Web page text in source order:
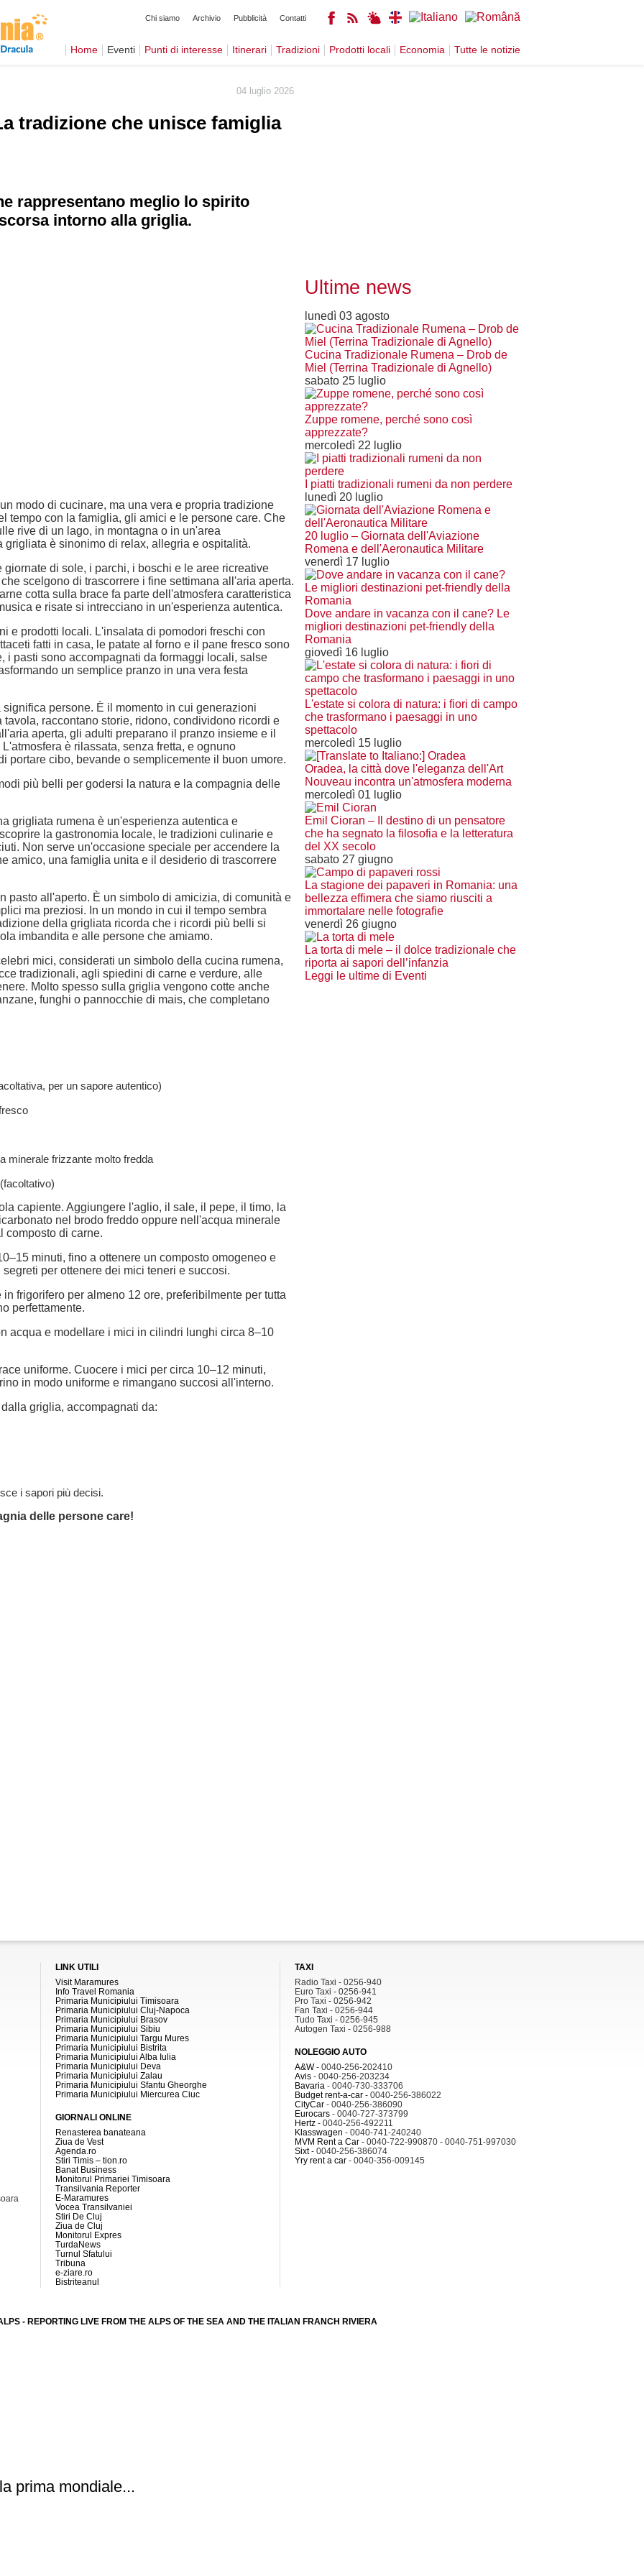
Chi siamo Archivio Pubblicità Contatti
Home Eventi Punti di interesse Itinerari Tradizioni Prodotti locali Economia Tutte le notizie
04 luglio 2026
tradizione che unisce famiglia
rappresentano meglio lo spirito
intorno alla griglia.
modo di cucinare, ma una vera e propria tradizione
tempo con la famiglia, gli amici e le persone care. Che
rive di un lago, in montagna o in un'area
è sinonimo di relax, allegria e ospitalità.
di sole, i parchi, i boschi e le aree ricreative
scelgono di trascorrere i fine settimana all'aria aperta.
cotta sulla brace fa parte dell'atmosfera caratteristica
e risate si intrecciano in un'esperienza autentica.
e prodotti locali. L'insalata di pomodori freschi con
fatti in casa, le patate al forno e il pane fresco sono
i pasti sono accompagnati da formaggi locali, salse
un semplice pranzo in una vera festa
persone. È il momento in cui generazioni
raccontano storie, ridono, condividono ricordi e
aperta, gli adulti preparano il pranzo insieme e il
è rilassata, senza fretta, e ognuno
portare cibo, bevande o semplicemente il buon umore.
più belli per godersi la natura e la compagnia delle
grigliata rumena è un'esperienza autentica e
la gastronomia locale, le tradizioni culinarie e
Non serve un'occasione speciale per accendere la
amico, una famiglia unita e il desiderio di trascorrere
pasto all'aperto. È un simbolo di amicizia, di comunità e
ma preziosi. In un mondo in cui il tempo sembra
della grigliata ricorda che i ricordi più belli si
imbandita e alle persone che amiamo.
mici, considerati un simbolo della cucina rumena,
tradizionali, agli spiedini di carne e verdure, alle
Molto spesso sulla griglia vengono cotte anche
funghi o pannocchie di mais, che completano
per un sapore autentico)
minerale frizzante molto fredda
capiente. Aggiungere l'aglio, il sale, il pepe, il timo, la
nel brodo freddo oppure nell'acqua minerale
composto di carne.
minuti, fino a ottenere un composto omogeneo e
per ottenere dei mici teneri e succosi.
frigorifero per almeno 12 ore, preferibilmente per tutta
perfettamente.
acqua e modellare i mici in cilindri lunghi circa 8–10
uniforme. Cuocere i mici per circa 10–12 minuti,
in modo uniforme e rimangano succosi all'interno.
griglia, accompagnati da:
i sapori più decisi.
delle persone care!
Ultime news
lunedì 03 agosto
Cucina Tradizionale Rumena – Drob de
Miel (Terrina Tradizionale di Agnello)
sabato 25 luglio
Zuppe romene, perché sono così
apprezzate?
mercoledì 22 luglio
I piatti tradizionali rumeni da non perdere
lunedì 20 luglio
20 luglio – Giornata dell'Aviazione
Romena e dell'Aeronautica Militare
venerdì 17 luglio
Dove andare in vacanza con il cane? Le
migliori destinazioni pet-friendly della
Romania
giovedì 16 luglio
L'estate si colora di natura: i fiori di campo
che trasformano i paesaggi in uno
spettacolo
mercoledì 15 luglio
Oradea, la città dove l'eleganza dell'Art
Nouveau incontra un'atmosfera moderna
mercoledì 01 luglio
Emil Cioran – Il destino di un pensatore
che ha segnato la filosofia e la letteratura
del XX secolo
sabato 27 giugno
La stagione dei papaveri in Romania: una
bellezza effimera che siamo riusciti a
immortalare nelle fotografie
venerdì 26 giugno
La torta di mele – il dolce tradizionale che
riporta ai sapori dell’infanzia
Leggi le ultime di Eventi
LINK UTILI
Visit Maramures
Info Travel Romania
Primaria Municipiului Timisoara
Primaria Municipiului Cluj-Napoca
Primaria Municipiului Brasov
Primaria Municipiului Sibiu
Primaria Municipiului Targu Mures
Primaria Municipiului Bistrita
Primaria Municipiului Alba Iulia
Primaria Municipiului Deva
Primaria Municipiului Zalau
Primaria Municipiului Sfantu Gheorghe
Primaria Municipiului Miercurea Ciuc
GIORNALI ONLINE
Renasterea banateana
Ziua de Vest
Agenda.ro
Stiri Timis – tion.ro
Banat Business
Monitorul Primariei Timisoara
Transilvania Reporter
E-Maramures
Vocea Transilvaniei
Stiri De Cluj
Ziua de Cluj
Monitorul Expres
TurdaNews
Turnul Sfatului
Tribuna
e-ziare.ro
Bistriteanul
TAXI
Radio Taxi - 0256-940
Euro Taxi - 0256-941
Pro Taxi - 0256-942
Fan Taxi - 0256-944
Tudo Taxi - 0256-945
Autogen Taxi - 0256-988
NOLEGGIO AUTO
A&W- 0040-256-202410
Avis - 0040-256-203234
Bavaria - 0040-730-333706
Budget rent-a-car - 0040-256-386022
CityCar - 0040-256-386090
Eurocars - 0040-727-373799
Hertz - 0040-256-492211
Klasswagen - 0040-741-240240
MVM Rent a Car - 0040-722-990870 - 0040-751-997030
Sixt- 0040-256-386074
Yry rent a car - 0040-356-009145
- REPORTING LIVE FROM THE ALPS OF THE SEA AND THE ITALIAN FRANCH RIVIERA
prima mondiale...